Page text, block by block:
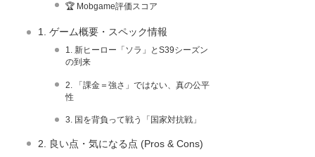
🏆 Mobgame評価スコア
1. ゲーム概要・スペック情報
1. 新ヒーロー「ソラ」とS39シーズン
の到来
2. 「課金＝強さ」ではない、真の公平
性
3. 国を背負って戦う「国家対抗戦」
2. 良い点・気になる点 (Pros & Cons)